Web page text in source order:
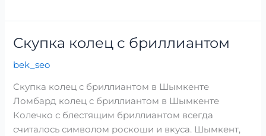
Скупка колец с бриллиантом
bek_seo
Скупка колец с бриллиантом в Шымкенте
Ломбард колец с бриллиантом в Шымкенте
Колечко с блестящим бриллиантом всегда
считалось символом роскоши и вкуса. Шымкент,
Скупка
с
бриллиантом